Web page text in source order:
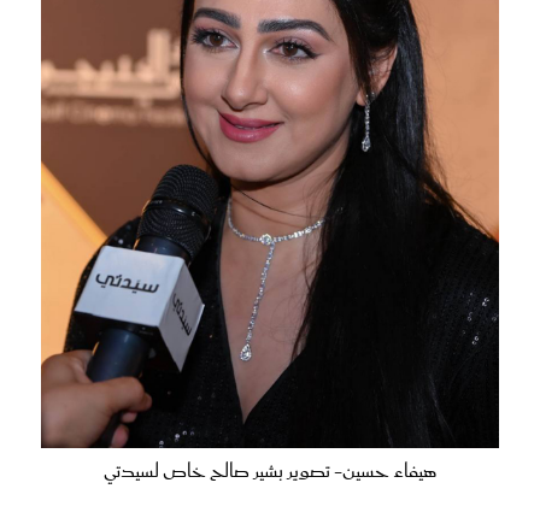
هيفاء حسين- تصوير بشير صالح خاص لسيدتي